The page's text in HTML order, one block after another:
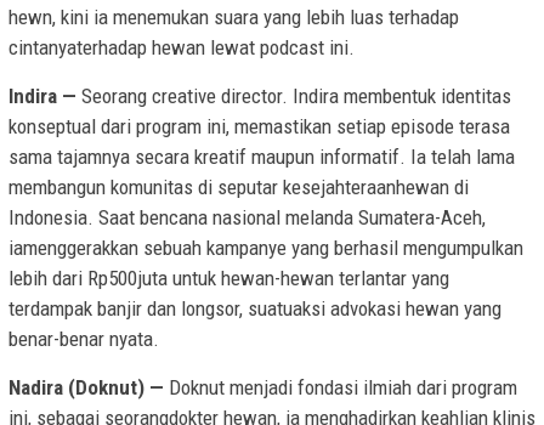
hewn, kini ia menemukan suara yang lebih luas terhadap
cintanyaterhadap hewan lewat podcast ini.
Indira — Seorang creative director. Indira membentuk identitas
konseptual dari program ini, memastikan setiap episode terasa
sama tajamnya secara kreatif maupun informatif. Ia telah lama
membangun komunitas di seputar kesejahteraanhewan di
Indonesia. Saat bencana nasional melanda Sumatera-Aceh,
iamenggerakkan sebuah kampanye yang berhasil mengumpulkan
lebih dari Rp500juta untuk hewan-hewan terlantar yang
terdampak banjir dan longsor, suatuaksi advokasi hewan yang
benar-benar nyata.
Nadira (Doknut) — Doknut menjadi fondasi ilmiah dari program
ini, sebagai seorangdokter hewan, ia menghadirkan keahlian klinis